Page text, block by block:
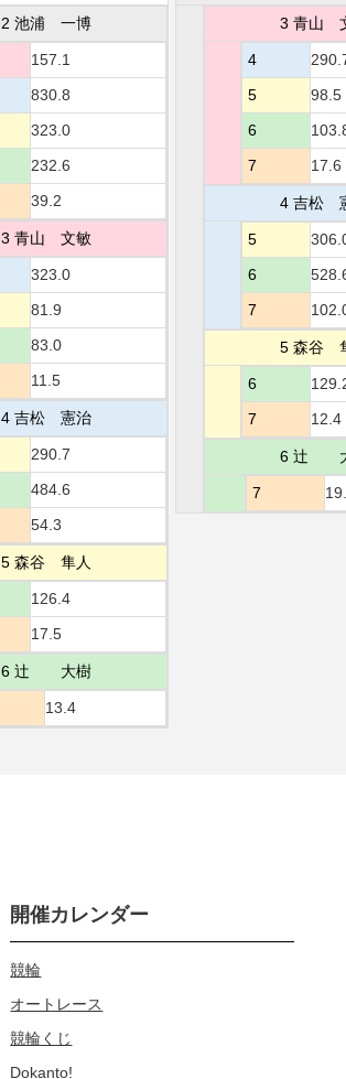
2 池浦 一博
157.1
830.8
323.0
232.6
39.2
3 青山 文敏
323.0
81.9
83.0
11.5
4 吉松 憲治
290.7
484.6
54.3
5 森谷 隼人
126.4
17.5
6 辻 大樹
13.4
3 青山
4
5
98.5
6
7
17.6
4 吉松
5
6
7
5 森谷
6
7
12.4
6 辻
7
開催カレンダー
競輪
オートレース
競輪くじ
Dokanto!